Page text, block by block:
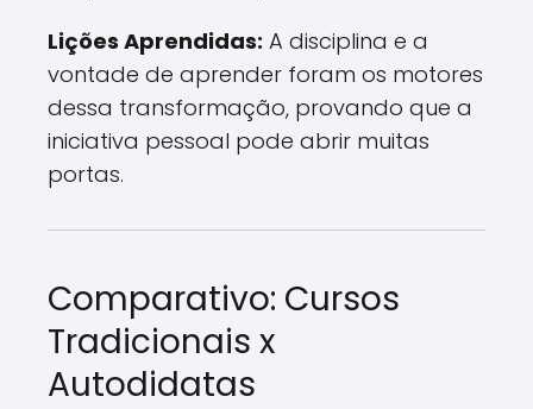
Lições Aprendidas: A disciplina e a
vontade de aprender foram os motores
dessa transformação, provando que a
iniciativa pessoal pode abrir muitas
portas.
Comparativo: Cursos
Tradicionais x
Autodidatas